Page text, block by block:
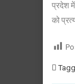
प्रदेश
को